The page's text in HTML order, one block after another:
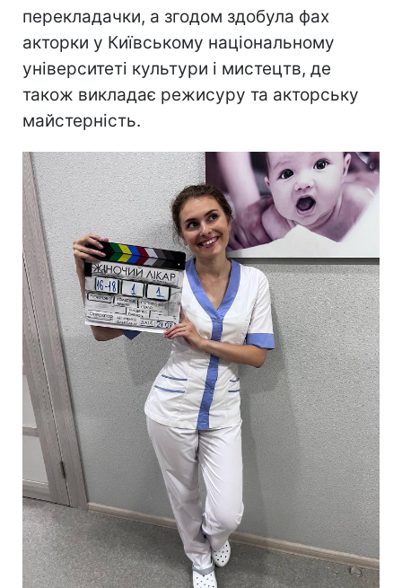
перекладачки, а згодом здобула фах
акторки у Київському національному
університеті культури і мистецтв, де
також викладає режисуру та акторську
майстерність.